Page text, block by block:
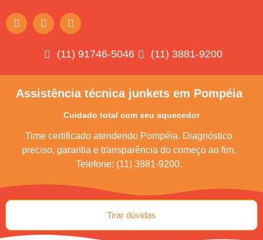
(11) 91746-5046 (11) 3881-9200
Assistência técnica junkets em Pompéia
Cuidado total com seu aquecedor
Time certificado atendendo Pompéia. Diagnóstico
preciso, garantia e transparência do começo ao fim.
Telefone: (11) 3881-9200.
Tirar dúvidas